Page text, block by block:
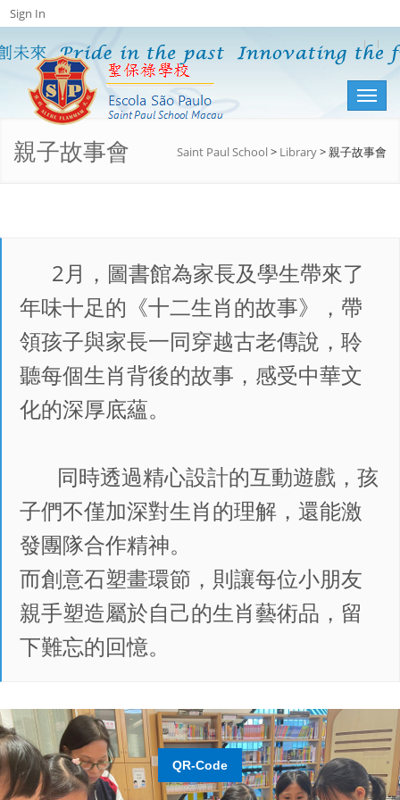
Sign In
Toggle
親子故事會 Saint Paul School> Library>親子故事會
2月，圖書館為家長及學生帶來了
年味十足的《十二生肖的故事》，帶
領孩子與家長一同穿越古老傳說，聆
聽每個生肖背後的故事，感受中華文
化的深厚底蘊。
同時透過精心設計的互動遊戲，孩
子們不僅加深對生肖的理解，還能激
發團隊合作精神。
而創意石塑畫環節，則讓每位小朋友
親手塑造屬於自己的生肖藝術品，留
下難忘的回憶。
QR-Code